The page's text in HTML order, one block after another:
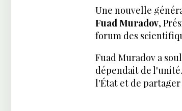
Une nouvelle
Fuad Muradov,
forum des
Fuad Muradov a
dépendait de
l'État et de